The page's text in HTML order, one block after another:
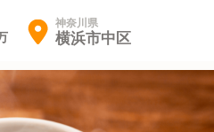
め
神奈川県
横浜市中区